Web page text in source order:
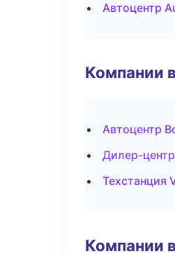
Автоцентр
Компании
Автоцентр
Дилер-
Техстанция
Компании